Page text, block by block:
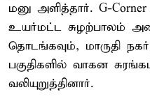
மனு அளித்தார். G-Corner
உயர்மட்ட சுழற்பாலம்
தொடங்கவும், மாருதி
பகுதிகளில் வாகன
வலியுறுத்தினார்.